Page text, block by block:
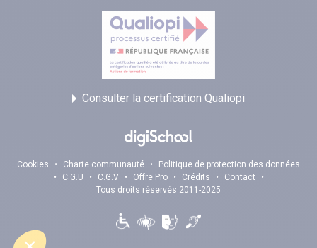
Consulter la certification Qualiopi
Cookies • Charte communauté •
Politique de protection des données
•
C.G.U • C.G.V • Offre Pro • Crédits • Contact
•
Tous droits réservés 2011-2025